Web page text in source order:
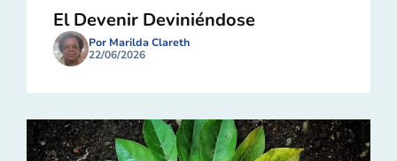
El Devenir Deviniéndose
Por Marilda Clareth
22/06/2026